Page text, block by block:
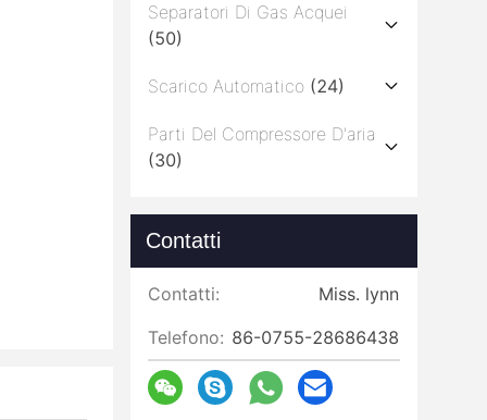
Separatori Di Gas Acquei
(50)
Scarico Automatico (24)
Parti Del Compressore D'aria
(30)
Contatti
Contatti:
Miss. lynn
Telefono: 86-0755-28686438